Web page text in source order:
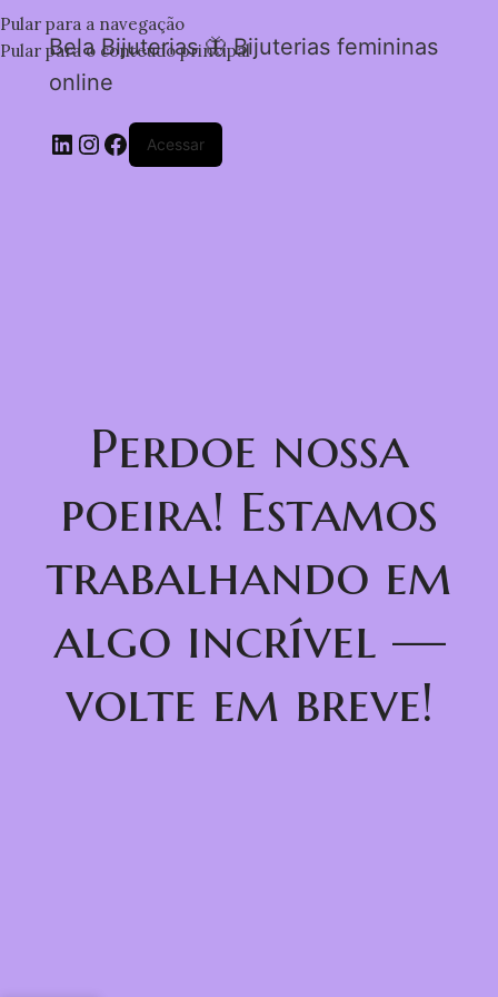
Pular para a navegação
Pular para o conteúdo principal
Bela Bijuterias 🦋 Bijuterias femininas
online
Acessar
Perdoe nossa
poeira! Estamos
trabalhando em
algo incrível —
volte em breve!